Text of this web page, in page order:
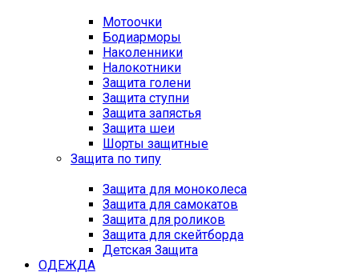
Мотоочки
Бодиарморы
Наколенники
Налокотники
Защита голени
Защита ступни
Защита запястья
Защита шеи
Шорты защитные
Защита по типу
Защита для моноколеса
Защита для самокатов
Защита для роликов
Защита для скейтборда
Детская Защита
ОДЕЖДА